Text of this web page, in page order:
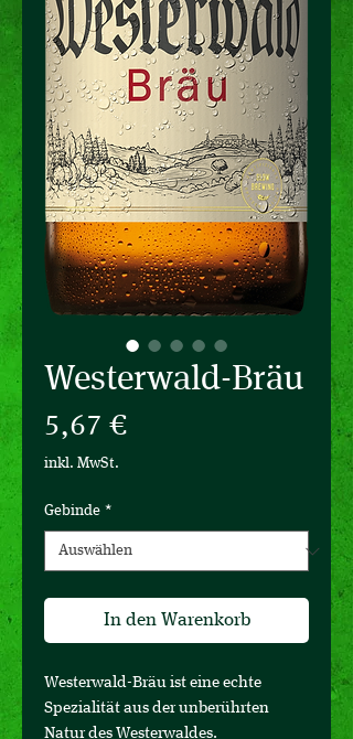
Westerwald-Bräu
5,67 €Preis
inkl. MwSt.
Gebinde *
In den Warenkorb
Westerwald-Bräu ist eine echte
Spezialität aus der unberührten
Natur des Westerwaldes.